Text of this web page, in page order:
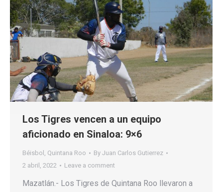
Los Tigres vencen a un equipo
aficionado en Sinaloa: 9×6
Béisbol , Quintana Roo By Juan Carlos Gutierrez
2 abril, 2022
Leave a comment
Mazatlán.- Los Tigres de Quintana Roo llevaron a